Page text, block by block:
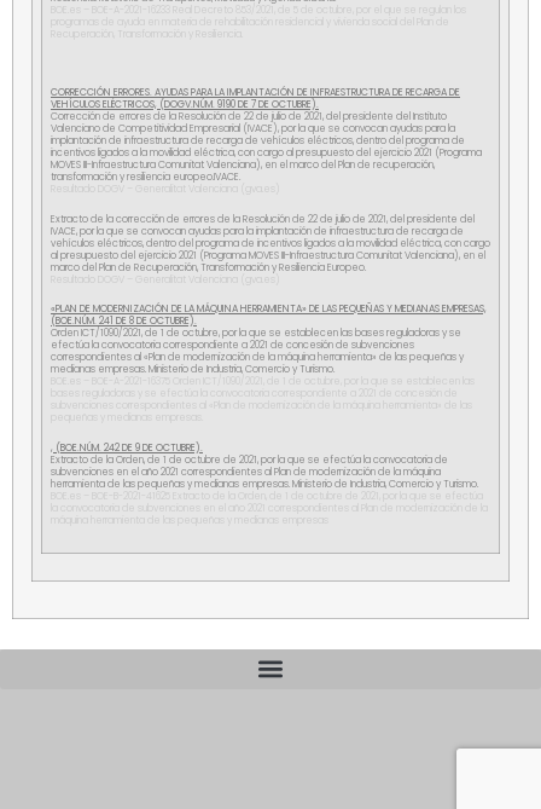
BOE.es – BOE-A-2021-16233 Real Decreto 853/2021, de 5 de octubre, por el que se regulan los
programas de ayuda en materia de rehabilitación residencial y vivienda social del Plan de
Recuperación, Transformación y Resiliencia.
CORRECCIÓN ERRORES. AYUDAS PARA LA IMPLANTACIÓN DE INFRAESTRUCTURA DE RECARGA DE
VEHÍCULOS ELÉCTRICOS, (DOGV.NÚM. 9190 DE 7 DE OCTUBRE).
Corrección de errores de la Resolución de 22 de julio de 2021, del presidente del Instituto
Valenciano de Competitividad Empresarial (IVACE), por la que se convocan ayudas para la
implantación de infraestructura de recarga de vehículos eléctricos, dentro del programa de
incentivos ligados a la movilidad eléctrica, con cargo al presupuesto del ejercicio 2021 (Programa
MOVES III-Infraestructura Comunitat Valenciana), en el marco del Plan de recuperación,
transformación y resiliencia europeo.IVACE.
Resultado DOGV – Generalitat Valenciana (gva.es)
Extracto de la corrección de errores de la Resolución de 22 de julio de 2021, del presidente del
IVACE, por la que se convocan ayudas para la implantación de infraestructura de recarga de
vehículos eléctricos, dentro del programa de incentivos ligados a la movilidad eléctrica, con cargo
al presupuesto del ejercicio 2021 (Programa MOVES III-Infraestructura Comunitat Valenciana), en el
marco del Plan de Recuperación, Transformación y Resiliencia Europeo.
Resultado DOGV – Generalitat Valenciana (gva.es)
«PLAN DE MODERNIZACIÓN DE LA MÁQUINA HERRAMIENTA» DE LAS PEQUEÑAS Y MEDIANAS EMPRESAS,
(BOE.NÚM. 241 DE 8 DE OCTUBRE).
Orden ICT/1090/2021, de 1 de octubre, por la que se establecen las bases reguladoras y se
efectúa la convocatoria correspondiente a 2021 de concesión de subvenciones
correspondientes al «Plan de modernización de la máquina herramienta» de las pequeñas y
medianas empresas. Ministerio de Industria, Comercio y Turismo.
BOE.es – BOE-A-2021-16375 Orden ICT/1090/2021, de 1 de octubre, por la que se establecen las
bases reguladoras y se efectúa la convocatoria correspondiente a 2021 de concesión de
subvenciones correspondientes al «Plan de modernización de la máquina herramienta» de las
pequeñas y medianas empresas.
, (BOE.NÚM. 242 DE 9 DE OCTUBRE).
Extracto de la Orden, de 1 de octubre de 2021, por la que se efectúa la convocatoria de
subvenciones en el año 2021 correspondientes al Plan de modernización de la máquina
herramienta de las pequeñas y medianas empresas. Ministerio de Industria, Comercio y Turismo.
BOE.es – BOE-B-2021-41625 Extracto de la Orden, de 1 de octubre de 2021, por la que se efectúa
la convocatoria de subvenciones en el año 2021 correspondientes al Plan de modernización de la
máquina herramienta de las pequeñas y medianas empresas